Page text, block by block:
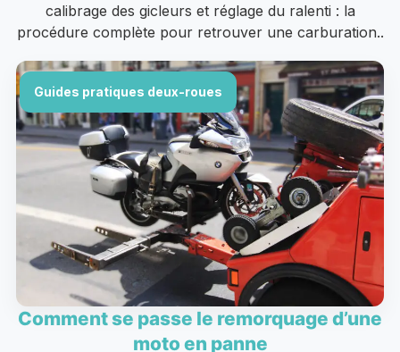
calibrage des gicleurs et réglage du ralenti : la
procédure complète pour retrouver une carburation..
Guides pratiques deux-roues
Comment se passe le remorquage d’une
moto en panne